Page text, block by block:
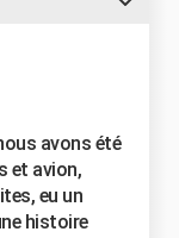
avons été
et avion,
eu un
histoire